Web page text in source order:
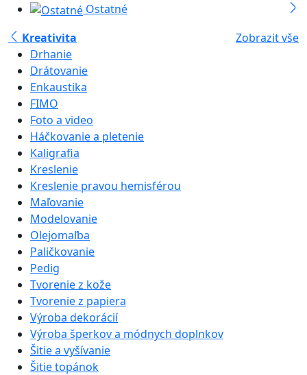
Ostatné
Kreativita
Zobrazit vše
Drhanie
Drátovanie
Enkaustika
FIMO
Foto a video
Háčkovanie a pletenie
Kaligrafia
Kreslenie
Kreslenie pravou hemisférou
Maľovanie
Modelovanie
Olejomaľba
Paličkovanie
Pedig
Tvorenie z kože
Tvorenie z papiera
Výroba dekorácií
Výroba šperkov a módnych doplnkov
Šitie a vyšívanie
Šitie topánok